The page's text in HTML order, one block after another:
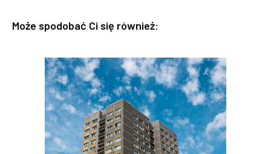
Może spodobać Ci się również: